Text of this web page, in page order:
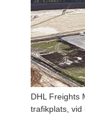
DHL Freights
trafikplats, vid